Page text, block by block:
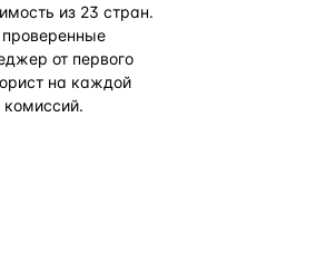
из 23 стран.
от первого
на каждой